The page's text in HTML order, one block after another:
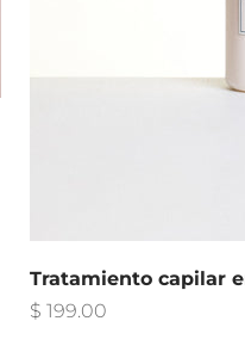
Tratamiento capilar
Precio de oferta
$ 199.00